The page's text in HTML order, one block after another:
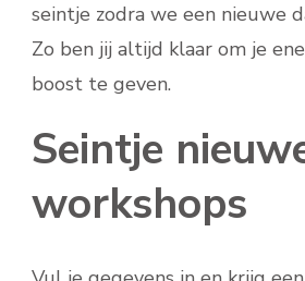
seintje zodra we een nieuwe
Zo ben jij altijd klaar om je
boost te geven.
Seintje
workshops